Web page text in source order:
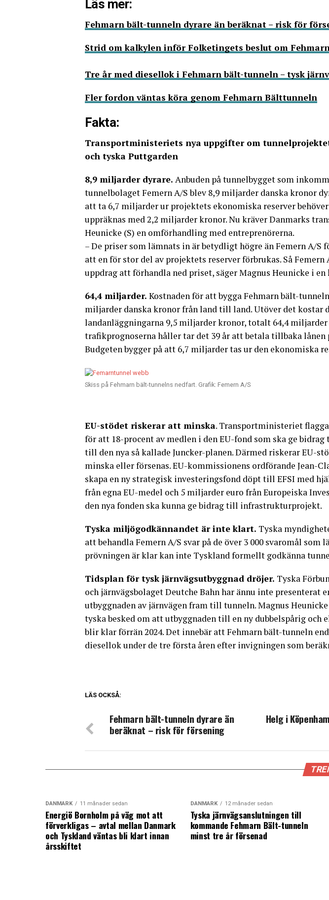
Läs mer:
Fehmarn bält-tunneln dyrare än beräknat – risk för
Strid om kalkylen inför Folketingets beslut om
Tre år med diesellok i Fehmarn bält-tunneln – tysk
Fler fordon väntas köra genom Fehmarn Bälttunneln
Fakta:
Transportministeriets nya uppgifter om
och tyska Puttgarden
8,9 miljarder dyrare. Anbuden på tunnelbygget som
tunnelbolaget Femern A/S blev 8,9 miljarder danska kronor
att ta 6,7 miljarder ur projektets ekonomiska reserver
uppräknas med 2,2 miljarder kronor. Nu kräver Danmarks
Heunicke (S) en omförhandling med entreprenörerna.
– De priser som lämnats in är betydligt högre än Femern A/S
att en för stor del av projektets reserver förbrukas. Så
uppdrag att förhandla ned priset, säger Magnus Heunicke i en
64,4 miljarder. Kostnaden för att bygga Fehmarn bält-
miljarder danska kronor från land till land. Utöver det kostar
landanläggningarna 9,5 miljarder kronor, totalt 64,4 miljarder
trafikprognoserna håller tar det 39 år att betala tillbaka lånen
Budgeten bygger på att 6,7 miljarder tas ur den ekonomiska
Skiss på Fehmarn bält-tunnelns nedfart. Grafik: Femern A/S
EU-stödet riskerar att minska. Transportministeriet
för att 18-procent av medlen i den EU-fond som ska ge
till den nya så kallade Juncker-planen. Därmed riskerar EU-
minska eller försenas. EU-kommissionens ordförande Jean-
skapa en ny strategisk investeringsfond döpt till EFSI med
från egna EU-medel och 5 miljarder euro från Europeiska
den nya fonden ska kunna ge bidrag till infrastrukturprojekt.
Tyska miljögodkännandet är inte klart. Tyska
att behandla Femern A/S svar på de över 3 000 svaromål som
prövningen är klar kan inte Tyskland formellt godkänna
Tidsplan för tysk järnvägsutbyggnad dröjer. Tyska
och järnvägsbolaget Deutche Bahn har ännu inte presenterat
utbyggnaden av järnvägen fram till tunneln. Magnus
tyska besked om att utbyggnaden till en ny dubbelspårig och
blir klar förrän 2024. Det innebär att Fehmarn bält-tunneln
diesellok under de tre första åren efter invigningen som
LÄS OCKSÅ:
Helg i
Fehmarn bält-tunneln dyrare än
beräknat – risk för försening
DANMARK 11 månader sedan
Energiö Bornholm på väg mot att
förverkligas – avtal mellan Danmark
och Tyskland väntas bli klart innan
årsskiftet
DANMARK 12 månader sedan
Tyska järnvägsanslutningen till
kommande Fehmarn Bält-tunneln
minst tre år försenad